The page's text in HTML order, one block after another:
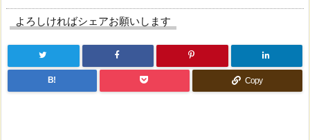
よろしければシェアお願いします
B! Copy